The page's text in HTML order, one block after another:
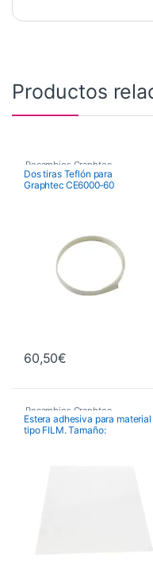
Productos
Recambios Graphtec
Dos tiras Teflón para
Graphtec CE6000‑60
60,50€
Recambios Graphtec
Estera adhesiva para
tipo FILM. Tamaño: